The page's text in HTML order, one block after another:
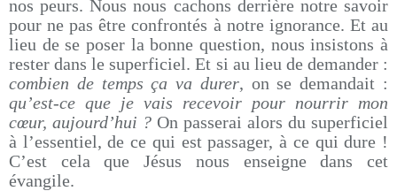
nos peurs. Nous nous cachons derrière notre savoir
pour ne pas être confrontés à notre ignorance. Et au
lieu de se poser la bonne question, nous insistons à
rester dans le superficiel. Et si au lieu de demander :
combien de temps ça va durer, on se demandait :
qu’est-ce que je vais recevoir pour nourrir mon
cœur, aujourd’hui ? On passerai alors du superficiel
à l’essentiel, de ce qui est passager, à ce qui dure !
C’est cela que Jésus nous enseigne dans cet
évangile.